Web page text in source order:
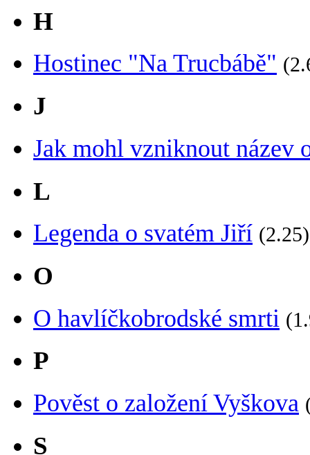
H
Hostinec "Na Trucbábě"
J
Jak mohl vzniknout název
L
Legenda o svatém Jiří (2.25)
O
O havlíčkobrodské smrti
P
Pověst o založení Vyškova
S